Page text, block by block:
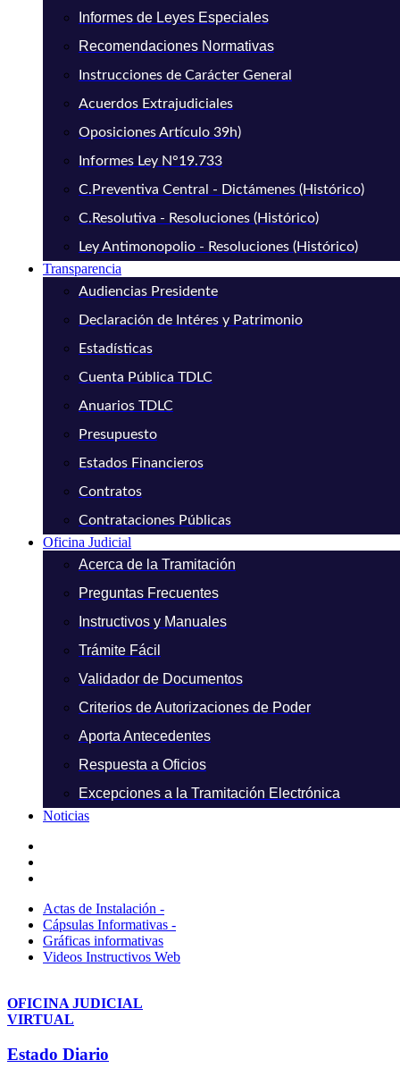
Informes de Leyes Especiales
Recomendaciones Normativas
Instrucciones de Carácter General
Acuerdos Extrajudiciales
Oposiciones Artículo 39h)
Informes Ley N°19.733
C.Preventiva Central - Dictámenes (Histórico)
C.Resolutiva - Resoluciones (Histórico)
Ley Antimonopolio - Resoluciones (Histórico)
Transparencia
Audiencias Presidente
Declaración de Intéres y Patrimonio
Estadísticas
Cuenta Pública TDLC
Anuarios TDLC
Presupuesto
Estados Financieros
Contratos
Contrataciones Públicas
Oficina Judicial
Acerca de la Tramitación
Preguntas Frecuentes
Instructivos y Manuales
Trámite Fácil
Validador de Documentos
Criterios de Autorizaciones de Poder
Aporta Antecedentes
Respuesta a Oficios
Excepciones a la Tramitación Electrónica
Noticias
Actas de Instalación -
Cápsulas Informativas -
Gráficas informativas
Videos Instructivos Web
OFICINA JUDICIAL
VIRTUAL
Estado Diario